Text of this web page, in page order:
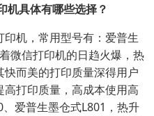
机具体有哪些选择？
机，常用型号有：爱普生
微信打印机的日趋火爆，热
而美的打印质量深得用户
打印质量，高成本使用高
爱普生墨仓式L801，热升